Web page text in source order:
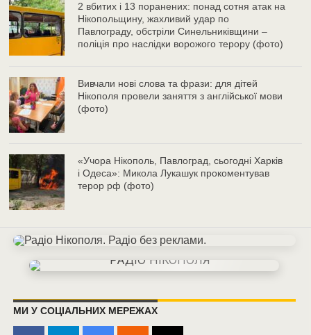
2 вбитих і 13 поранених: понад сотня атак на
Нікопольщину, жахливий удар по
Павлограду, обстріли Синельниківщини –
поліція про наслідки ворожого терору (фото)
Вивчали нові слова та фрази: для дітей
Нікополя провели заняття з англійської мови
(фото)
«Учора Нікополь, Павлоград, сьогодні Харків
і Одеса»: Микола Лукашук прокоментував
терор рф (фото)
МИ У СОЦІАЛЬНИХ МЕРЕЖАХ